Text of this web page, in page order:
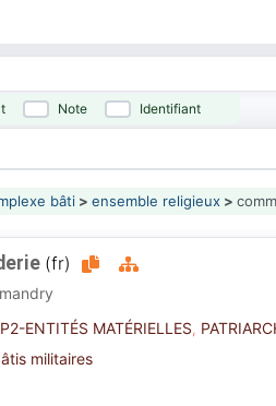
Note Identifiant
bâti> ensemble religieux>
(fr)
P2-ENTITÉS MATÉRIELLES
militaires